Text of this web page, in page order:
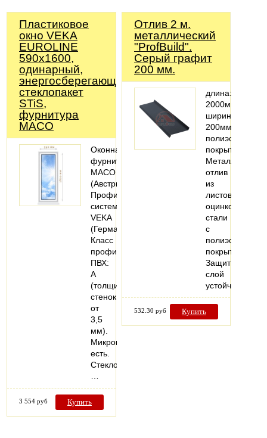
Пластиковое
окно VEKA
EUROLINE
590х1600,
одинарный,
энергосберегающий
стеклопакет
STiS,
фурнитура
MACO
Оконная
фурнитура
MACO
(Австрия).
Профильная
система:
VEKA
(Германия).
Класс
профиля
ПВХ:
А
(толщина
стенок
от
3,5
мм).
Микропроветривание:
есть.
Стеклопакеты:
3 554 руб Купить
Отлив 2 м.
металлический
"ProfBuild".
Серый графит
200 мм.
длина:
2000мм;
ширина:
200мм;
полиэстеровое
покрытие
Металлический
отлив
из
листовой
оцинкованной
стали
с
полиэстеровым
покрытием.
Защитный
слой
устойчив…
532.30 руб Купить